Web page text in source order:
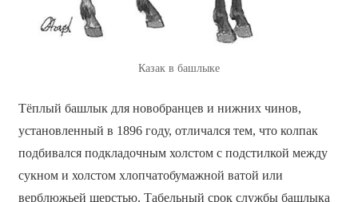
Казак в башлыке
Тёплый башлык для новобранцев и нижних чинов,
установленный в 1896 году, отличался тем, что колпак
подбивался подкладочным холстом с подстилкой между
сукном и холстом хлопчатобумажной ватой или
верблюжьей шерстью. Табельный срок службы башлыка